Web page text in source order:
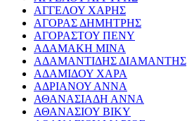
ΑΓΓΕΛΟΥ ΧΑΡΗΣ
ΑΓΟΡΑΣ ΔΗΜΗΤΡΗΣ
ΑΓΟΡΑΣΤΟΥ ΠΕΝΥ
ΑΔΑΜΑΚΗ ΜΙΝΑ
ΑΔΑΜΑΝΤΙΔΗΣ ΔΙΑΜΑΝΤΗΣ
ΑΔΑΜΙΔΟΥ ΧΑΡΑ
ΑΔΡΙΑΝΟΥ ΑΝΝΑ
ΑΘΑΝΑΣΙΑΔΗ ΑΝΝΑ
ΑΘΑΝΑΣΙΟΥ ΒΙΚΥ